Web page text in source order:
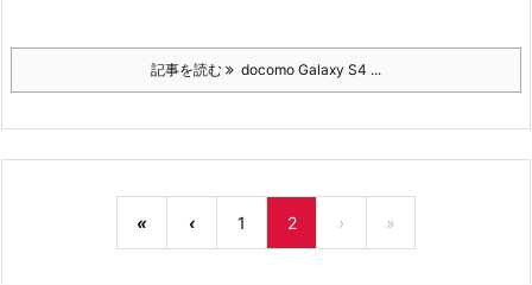
記事を読む docomo Galaxy S4 ...
« ‹ 1 2 › »